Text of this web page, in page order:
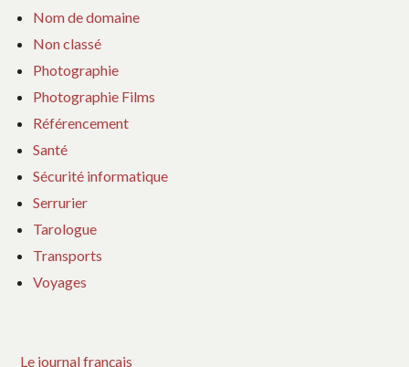
Nom de domaine
Non classé
Photographie
Photographie Films
Référencement
Santé
Sécurité informatique
Serrurier
Tarologue
Transports
Voyages
Le journal français